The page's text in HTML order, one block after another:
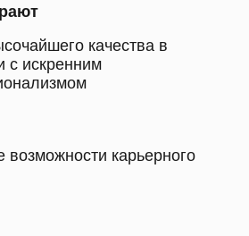
качества в
с искренним
возможности карьерного